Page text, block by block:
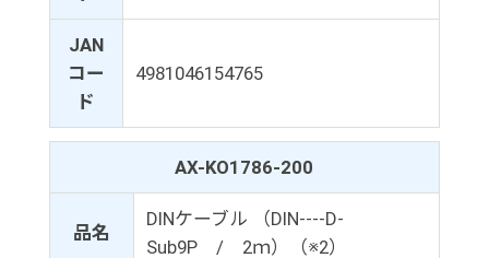
JAN
コー
ド
4981046154765
AX-KO1786-200
品名
DINケーブル （DIN----D-
Sub9P / 2ｍ）（※2）